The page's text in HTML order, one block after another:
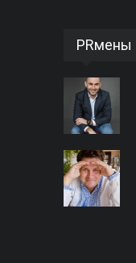
PRмены